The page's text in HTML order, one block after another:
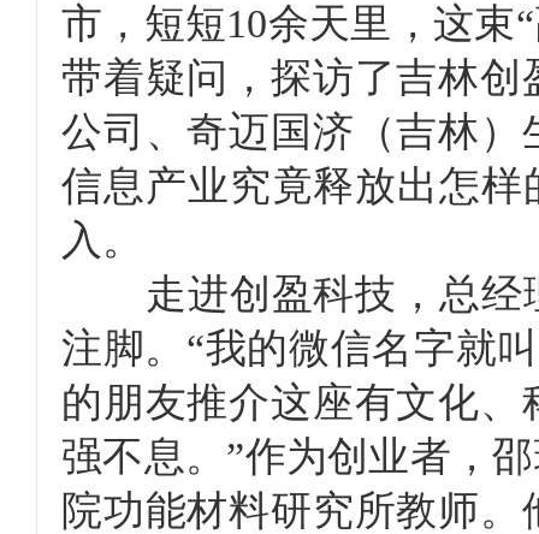
市，短短10余天里，这束
带着疑问，探访了吉林
公司、奇迈国济（吉林
信息产业究竟释放出怎
入。
走进创盈科技，总经
注脚。“我的微信名字就
的朋友推介这座有文化
强不息。”作为创业者，
院功能材料研究所教师